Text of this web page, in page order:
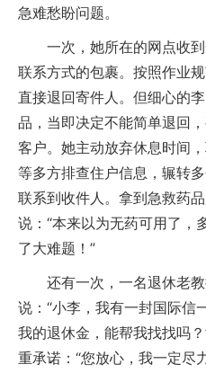
急难愁盼问题。
一次，她所在的网点收到
联系方式的包裹。按照作业
直接退回寄件人。但细心的
品，当即决定不能简单退回
客户。她主动放弃休息时间
等多方排查住户信息，辗转
联系到收件人。拿到急救药
说：“本来以为无药可用了，
了大难题！”
还有一次，一名退休老教
说：“小李，我有一封国际信
我的退休金，能帮我找找吗
重承诺：“您放心，我一定尽